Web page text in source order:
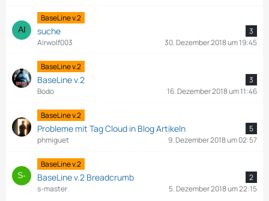
BaseLine v.2
suche
3
Airwolf003
30. Dezember 2018 um 19:45
BaseLine v.2
BaseLine v.2
3
Bodo
16. Dezember 2018 um 11:46
BaseLine v.2
Probleme mit Tag Cloud in Blog Artikeln
5
phmiguet
9. Dezember 2018 um 02:57
BaseLine v.2
BaseLine v.2 Breadcrumb
2
s-master
5. Dezember 2018 um 22:15